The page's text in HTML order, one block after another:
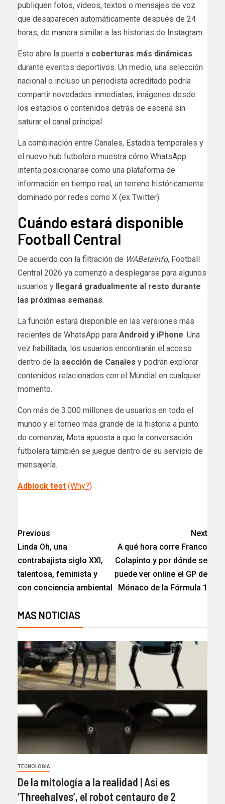
publiquen fotos, videos, textos o mensajes de voz
que desaparecen automáticamente después de 24
horas, de manera similar a las historias de Instagram.
Esto abre la puerta a coberturas más dinámicas
durante eventos deportivos. Un medio, una selección
nacional o incluso un periodista acreditado podría
compartir novedades inmediatas, imágenes desde
los estadios o contenidos detrás de escena sin
saturar el canal principal.
La combinación entre Canales, Estados temporales y
el nuevo hub futbolero muestra cómo WhatsApp
intenta posicionarse como una plataforma de
información en tiempo real, un terreno históricamente
dominado por redes como X (ex Twitter).
Cuándo estará disponible
Football Central
De acuerdo con la filtración de WABetaInfo, Football
Central 2026 ya comenzó a desplegarse para algunos
usuarios y llegará gradualmente al resto durante
las próximas semanas.
La función estará disponible en las versiones más
recientes de WhatsApp para Android y iPhone. Una
vez habilitada, los usuarios encontrarán el acceso
dentro de la sección de Canales y podrán explorar
contenidos relacionados con el Mundial en cualquier
momento.
Con más de 3.000 millones de usuarios en todo el
mundo y el torneo más grande de la historia a punto
de comenzar, Meta apuesta a que la conversación
futbolera también se juegue dentro de su servicio de
mensajería.
Adblock test (Why?)
Previous
Linda Oh, una
contrabajista siglo XXI,
talentosa, feminista y
con conciencia ambiental
Next
A qué hora corre Franco
Colapinto y por dónde se
puede ver online el GP de
Mónaco de la Fórmula 1
MAS NOTICIAS
TECNOLOGIA
De la mitología a la realidad | Así es
‘Threehalves’, el robot centauro de 2